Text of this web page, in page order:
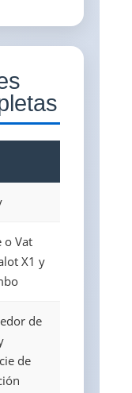
o Vat
X1 y
de
de